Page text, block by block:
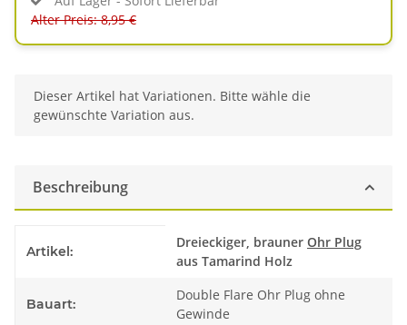
Alter Preis: 8,95 €
x
Dieser Artikel hat Variationen. Bitte wähle die
gewünschte Variation aus.
Beschreibung
Artikel:
Dreieckiger, brauner Ohr Plug
aus Tamarind Holz
Bauart:
Double Flare Ohr Plug ohne
Gewinde